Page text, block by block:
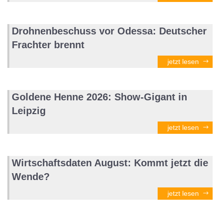
Drohnenbeschuss vor Odessa: Deutscher
Frachter brennt
jetzt lesen
Goldene Henne 2026: Show-Gigant in
Leipzig
jetzt lesen
Wirtschaftsdaten August: Kommt jetzt die
Wende?
jetzt lesen